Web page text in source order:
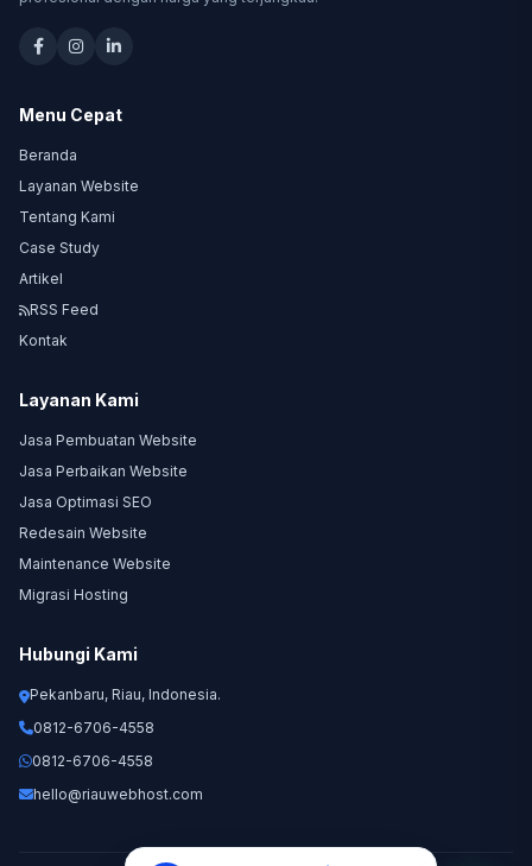
Menu Cepat
Beranda
Layanan Website
Tentang Kami
Case Study
Artikel
RSS Feed
Kontak
Layanan Kami
Jasa Pembuatan Website
Jasa Perbaikan Website
Jasa Optimasi SEO
Redesain Website
Maintenance Website
Migrasi Hosting
Hubungi Kami
Pekanbaru, Riau, Indonesia.
0812-6706-4558
0812-6706-4558
hello@riauwebhost.com